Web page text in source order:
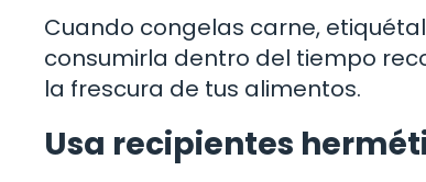
Cuando congelas carne,
consumirla dentro del tiempo
la frescura de tus alimentos.
Usa recipientes